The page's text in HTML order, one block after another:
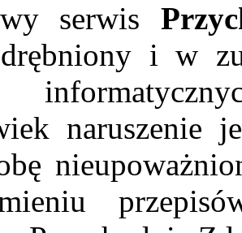
serwis
i w
naruszenie